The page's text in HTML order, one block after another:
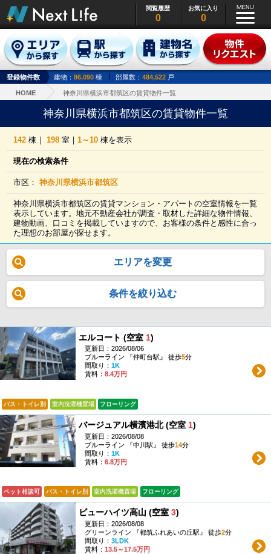
閲覧履歴
0
お気に入り
0
登録物件数 建物： 86,090 棟 部屋数： 484,522 戸
HOME 神奈川県横浜市都筑区の賃貸物件一覧
神奈川県横浜市都筑区の賃貸物件一覧
142 棟｜198 室｜1～10 棟を表示
現在の検索条件
市区：神奈川県横浜市都筑区
神奈川県横浜市都筑区の賃貸マンション・アパートの空室情報を一覧
表示しています。地元不動産会社が調査・取材した詳細な物件情報、
建物動画、口コミを掲載していますので、お客様の条件と感性に合っ
た理想のお部屋が探せます。
エリアを変更
条件を絞り込む
エルコート (空室 1)
更新日：2026/08/06
ブルーライン 『仲町台駅』 徒歩5分
間取り： 1K
賃料： 8.4万円
バス・トイレ別 室内洗濯機置場 フローリング
バージュアル横濱港北 (空室 1)
更新日：2026/08/08
ブルーライン 『中川駅』 徒歩14分
間取り： 1K
賃料： 6.8万円
ペット相談可 バス・トイレ別 室内洗濯機置場 フローリング
ビューハイツ高山 (空室 3)
更新日：2026/08/08
グリーンライン 『都筑ふれあいの丘駅』 徒歩2分
間取り： 3LDK
賃料： 13.5～17.5万円